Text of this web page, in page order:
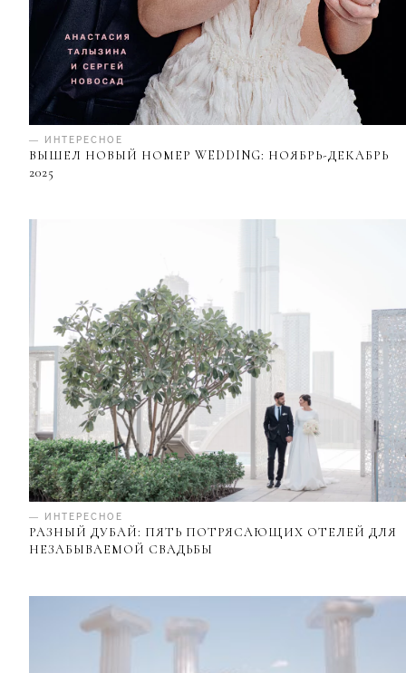
— ИНТЕРЕСНОЕ
ВЫШЕЛ НОВЫЙ НОМЕР WEDDING: НОЯБРЬ-ДЕКАБРЬ
2025
— ИНТЕРЕСНОЕ
РАЗНЫЙ ДУБАЙ: ПЯТЬ ПОТРЯСАЮЩИХ ОТЕЛЕЙ ДЛЯ
НЕЗАБЫВАЕМОЙ СВАДЬБЫ